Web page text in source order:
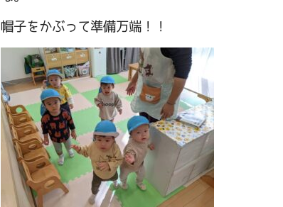
帽子をかぶって準備万端！！